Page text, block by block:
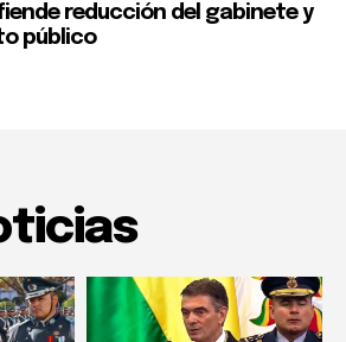
reducción del gabinete y
público